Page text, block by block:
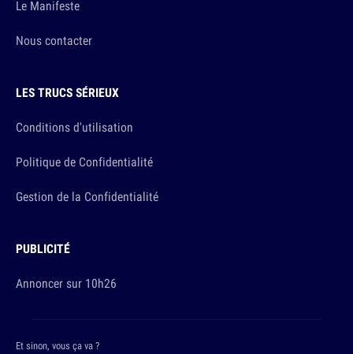
Le Manifeste
Nous contacter
LES TRUCS SÉRIEUX
Conditions d'utilisation
Politique de Confidentialité
Gestion de la Confidentialité
PUBLICITÉ
Annoncer sur 10h26
Et sinon, vous ça va ?